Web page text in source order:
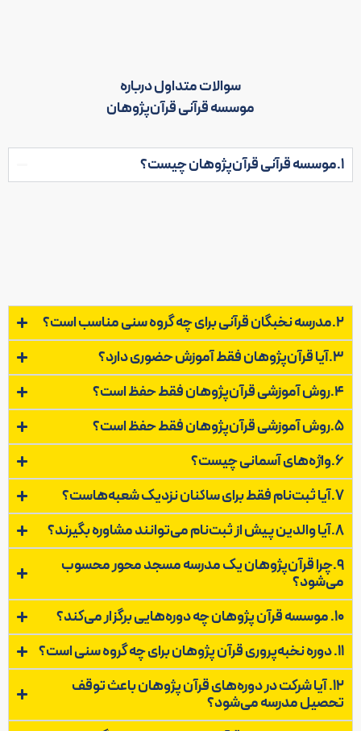
سوالات متداول درباره
موسسه قرآنی قرآن‌پژوهان
1.موسسه قرآنی قرآن‌پژوهان چیست؟
2.مدرسه نخبگان قرآنی برای چه گروه سنی مناسب است؟
3.آیا قرآن‌پژوهان فقط آموزش حضوری دارد؟
4.روش آموزشی قرآن‌پژوهان فقط حفظ است؟
5.روش آموزشی قرآن‌پژوهان فقط حفظ است؟
6.واژه‌های آسمانی چیست؟
7.آیا ثبت‌نام فقط برای ساکنان نزدیک شعبه‌هاست؟
8.آیا والدین پیش از ثبت‌نام می‌توانند مشاوره بگیرند؟
9.چرا قرآن‌پژوهان یک مدرسه مسجد محور محسوب
می‌شود؟
10. موسسه قرآن پژوهان چه دوره‌هایی برگزار می‌کند؟
11. دوره نخبه‌پروری قرآن پژوهان برای چه گروه سنی است؟
12. آیا شرکت در دوره‌های قرآن پژوهان باعث توقف
تحصیل مدرسه می‌شود؟